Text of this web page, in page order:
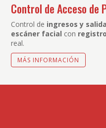
Control de Acceso de
Control de ingresos y
escáner facial con
real.
MÁS INFORMACIÓN